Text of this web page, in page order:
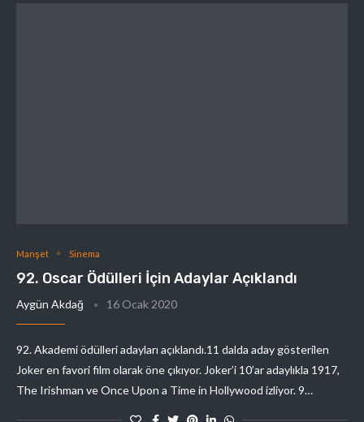
Manşet Sinema
92. Oscar Ödülleri İçin Adaylar Açıklandı
Aygün Akdağ 16 Ocak 2020
92. Akademi ödülleri adayları açıklandı.11 dalda aday gösterilen
Joker en favori film olarak öne çıkıyor. Joker’i 10’ar adaylıkla 1917,
The Irishman ve Once Upon a Time in Hollywood izliyor. 9…